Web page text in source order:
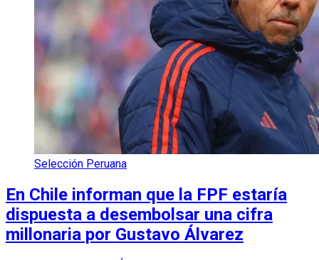
Selección Peruana
En Chile informan que la FPF estaría
dispuesta a desembolsar una cifra
millonaria por Gustavo Álvarez